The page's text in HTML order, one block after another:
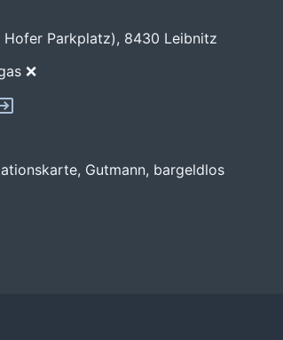
Parkplatz), 8430 Leibnitz
❌
Gutmann, bargeldlos